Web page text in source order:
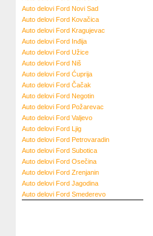
Auto delovi Ford Novi Sad
Auto delovi Ford Kovačica
Auto delovi Ford Kragujevac
Auto delovi Ford Inđija
Auto delovi Ford Užice
Auto delovi Ford Niš
Auto delovi Ford Ćuprija
Auto delovi Ford Čačak
Auto delovi Ford Negotin
Auto delovi Ford Požarevac
Auto delovi Ford Valjevo
Auto delovi Ford Ljig
Auto delovi Ford Petrovaradin
Auto delovi Ford Subotica
Auto delovi Ford Osečina
Auto delovi Ford Zrenjanin
Auto delovi Ford Jagodina
Auto delovi Ford Smederevo